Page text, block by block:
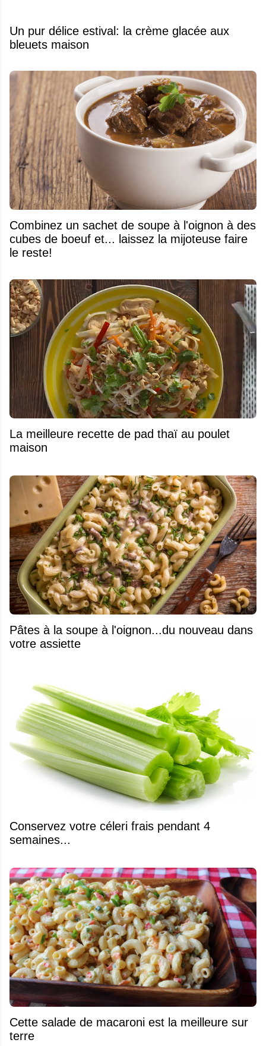
Un pur délice estival: la crème glacée aux
bleuets maison
Combinez un sachet de soupe à l'oignon à des
cubes de boeuf et... laissez la mijoteuse faire
le reste!
La meilleure recette de pad thaï au poulet
maison
Pâtes à la soupe à l'oignon...du nouveau dans
votre assiette
Conservez votre céleri frais pendant 4
semaines...
Cette salade de macaroni est la meilleure sur
terre